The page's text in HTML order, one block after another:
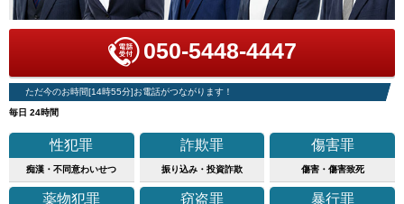
050-5448-4447
ただ今のお時間[14時55分]お電話がつながります！
毎日 24時間
性犯罪
痴漢・不同意わいせつ
詐欺罪
振り込み・投資詐欺
傷害罪
傷害・傷害致死
薬物犯罪 窃盗罪 暴行罪